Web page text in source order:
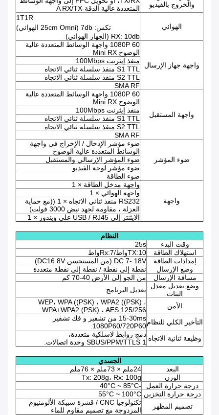
والخروج بالفيديو
المتعددة عالية الدقة-A RX/TX
الهوائي
1T1R
تكس: 7db (25cm Omni الهوائي)
RX: 10db (الجهاز الهوائي)
واجهة جهاز الإرسال
1080P 60 واجهة الوسائط المتعددة عالية
الوضوح Mini RX
منفذ إيثرنت 100Mbps
S1 TTL منفذ سلسلة ثنائي الاتجاه
S2 TTL منفذ سلسلة ثنائي الاتجاه
SMA RF
واجهة المستقبل
1080P 60 واجهة الوسائط المتعددة عالية
الوضوح Mini RX
منفذ إيثرنت 100Mbps
S1 TTL منفذ سلسلة ثنائي الاتجاه
S2 TTL منفذ سلسلة ثنائي الاتجاه
SMA RF
ضوء المؤشر
ضوء مؤشر الإدخال / الإخراج في واجهة
الوسائط المتعددة عالية الوضوح
ضوء المؤشر الإرسالي والمستقبل
ضوء مؤشر لوحة الفيديو
ضوء الطاقة
واجهة
واجهة مدخل الطاقة × 1
واجهة الهوائي × 1
RS232 منفذ ثنائي الاتجاه × 1 ((مع حماية
العزلة ، مقاومة لجهد نبض 3000 فولت)
الايثنتر إلى USB / RJ45 على ويندوز × 1
النظام
وقت البدء
25s
استهلاك الطاقة
TX:10واط/Rx:7واط
إمدادات الطاقة
DC 7- 18V (من المستحسن DC16.8V)
وضع الإرسال
نقطة إلى نقطة / نقطة إلى نقطة متعددة
مسافة الإرسال
من الجو إلى الأرض 40-70 كم
وضع تعديل معدل
البتات
تعديل البرنامج
الأمن
WEP، WPA ((PSK) ، WPA2 ((PSK) ،
WPA+WPA2 (PSK) ، AES 125/256
التأخير الكلي للنظام
15-30ms من تشفير و فك تشفير
1080P60/720P60.
وظيفة ثنائية الاتجاه دمج روابط لاسلكية متعددة،
SBUS/PPM/TTLS 1 وحدة اتصالات.
الجسدي
البعد
24ملم × 73ملم × 76ملم
الوزن
Tx: 208g، Rx: 100g
درجة حرارة العمل
-40°C ~ 85°C
درجة حرارة التخزين 55°C ~ 100°C
تصميم المظهر
تكنولوجيا CNC / قشرة سبيكة الألومنيوم
المزدوجة مع تصميم مقاوم للماء